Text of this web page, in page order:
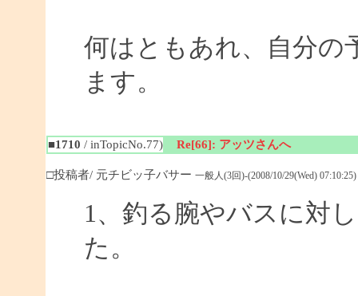
何はともあれ、自分の
ます。
■1710 / inTopicNo.77) Re[66]: アッツさんへ
□投稿者/ 元チビッ子バサー 一般人(3回)-(2008/10/29(Wed) 07:10:25)
1、釣る腕やバスに対
た。